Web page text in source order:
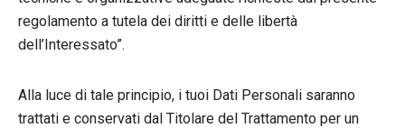
regolamento a tutela dei diritti e delle libertà
dell’Interessato”.
Alla luce di tale principio, i tuoi Dati Personali saranno
trattati e conservati dal Titolare del Trattamento per un